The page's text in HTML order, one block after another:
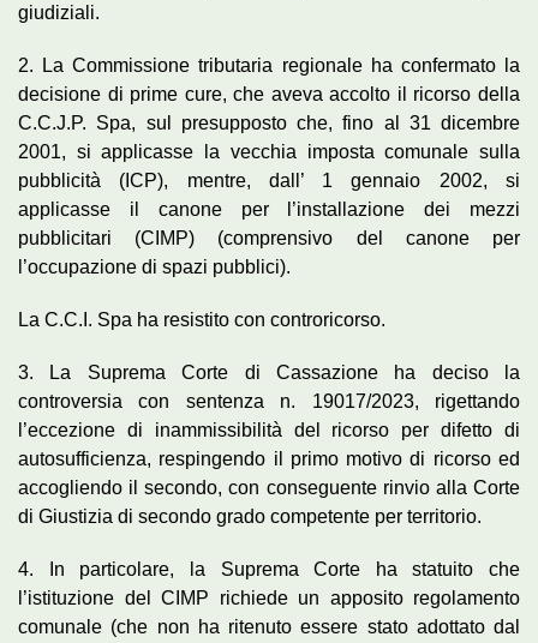
giudiziali.
2. La Commissione tributaria regionale ha confermato la
decisione di prime cure, che aveva accolto il ricorso della
C.C.J.P. Spa, sul presupposto che, fino al 31 dicembre
2001, si applicasse la vecchia imposta comunale sulla
pubblicità (ICP), mentre, dall’ 1 gennaio 2002, si
applicasse il canone per l’installazione dei mezzi
pubblicitari (CIMP) (comprensivo del canone per
l’occupazione di spazi pubblici).
La C.C.I. Spa ha resistito con controricorso.
3. La Suprema Corte di Cassazione ha deciso la
controversia con sentenza n. 19017/2023, rigettando
l’eccezione di inammissibilità del ricorso per difetto di
autosufficienza, respingendo il primo motivo di ricorso ed
accogliendo il secondo, con conseguente rinvio alla Corte
di Giustizia di secondo grado competente per territorio.
4. In particolare, la Suprema Corte ha statuito che
l’istituzione del CIMP richiede un apposito regolamento
comunale (che non ha ritenuto essere stato adottato dal